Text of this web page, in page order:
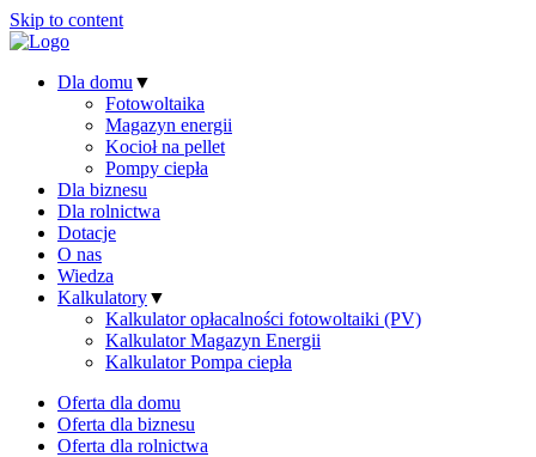
Skip to content
Dla domu ▼
Fotowoltaika
Magazyn energii
Kocioł na pellet
Pompy ciepła
Dla biznesu
Dla rolnictwa
Dotacje
O nas
Wiedza
Kalkulatory▼
Kalkulator opłacalności fotowoltaiki (PV)
Kalkulator Magazyn Energii
Kalkulator Pompa ciepła
Oferta dla domu
Oferta dla biznesu
Oferta dla rolnictwa